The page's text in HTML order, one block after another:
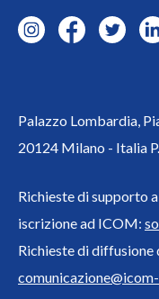
Palazzo Lombardia,
20124 Milano - Italia
Richieste di supporto
iscrizione ad ICOM:
Richieste di diffusione